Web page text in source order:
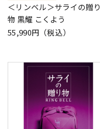
＜リンベル＞サライの贈り
物 黒耀 こくよう
55,990円（税込）